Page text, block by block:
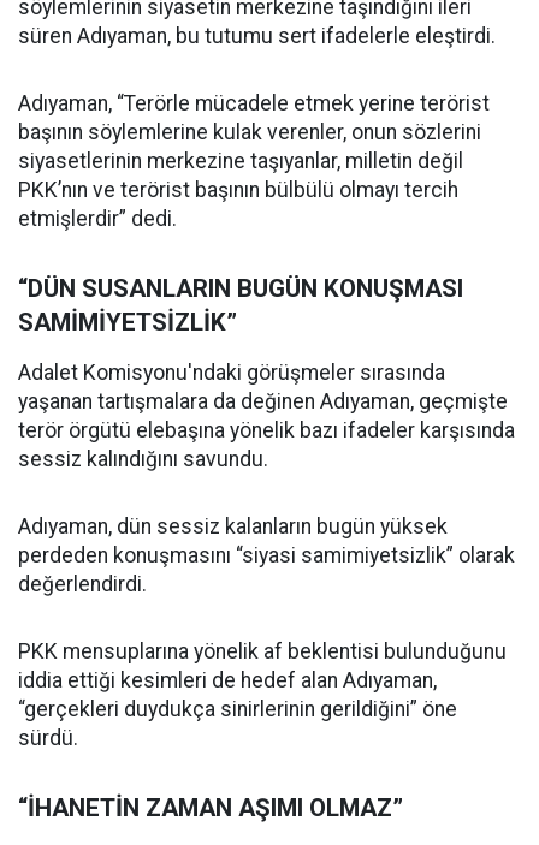
söylemlerinin siyasetin merkezine taşındığını ileri
süren Adıyaman, bu tutumu sert ifadelerle eleştirdi.
Adıyaman, “Terörle mücadele etmek yerine terörist
başının söylemlerine kulak verenler, onun sözlerini
siyasetlerinin merkezine taşıyanlar, milletin değil
PKK’nın ve terörist başının bülbülü olmayı tercih
etmişlerdir” dedi.
“DÜN SUSANLARIN BUGÜN KONUŞMASI
SAMİMİYETSİZLİK”
Adalet Komisyonu'ndaki görüşmeler sırasında
yaşanan tartışmalara da değinen Adıyaman, geçmişte
terör örgütü elebaşına yönelik bazı ifadeler karşısında
sessiz kalındığını savundu.
Adıyaman, dün sessiz kalanların bugün yüksek
perdeden konuşmasını “siyasi samimiyetsizlik” olarak
değerlendirdi.
PKK mensuplarına yönelik af beklentisi bulunduğunu
iddia ettiği kesimleri de hedef alan Adıyaman,
“gerçekleri duydukça sinirlerinin gerildiğini” öne
sürdü.
“İHANETİN ZAMAN AŞIMI OLMAZ”